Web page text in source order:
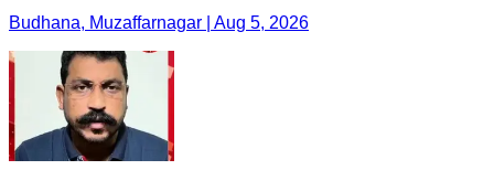
Budhana, Muzaffarnagar | Aug 5, 2026